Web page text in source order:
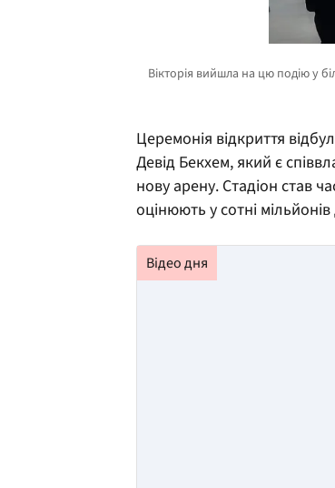
Церемонія відкриття
Девід Бекхем, який є
нову арену. Стадіон став
оцінюють у сотні